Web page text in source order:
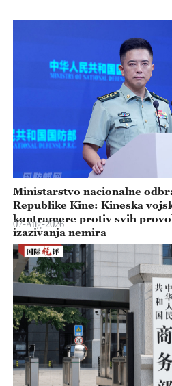
Ministarstvo nacionalne
Republike Kine: Kineska
kontramere protiv svih
izazivanja nemira
07-Aug-2026